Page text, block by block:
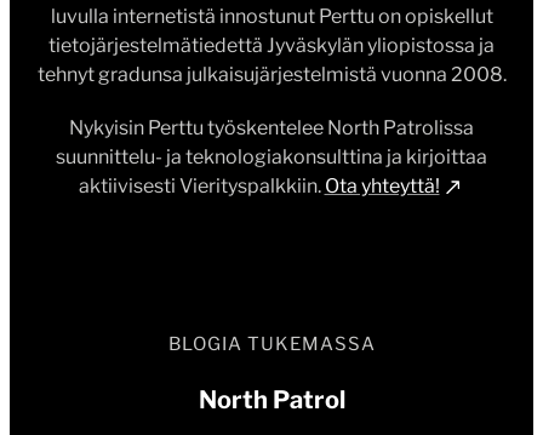
luvulla internetistä innostunut Perttu on opiskellut
tietojärjestelmätiedettä Jyväskylän yliopistossa ja
tehnyt gradunsa julkaisujärjestelmistä vuonna 2008.
Nykyisin Perttu työskentelee North Patrolissa
suunnittelu- ja teknologiakonsulttina ja kirjoittaa
aktiivisesti Vierityspalkkiin. Ota yhteyttä!
BLOGIA TUKEMASSA
North Patrol